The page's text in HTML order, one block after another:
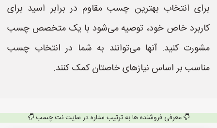
برای انتخاب بهترین چسب مقاوم در برابر اسید برای
کاربرد خاص خود، توصیه می‌شود با یک متخصص چسب
مشورت کنید. آنها می‌توانند به شما در انتخاب چسب
مناسب بر اساس نیازهای خاصتان کمک کنند.
معرفی فروشنده ها به ترتیب ستاره در سایت نت چسب